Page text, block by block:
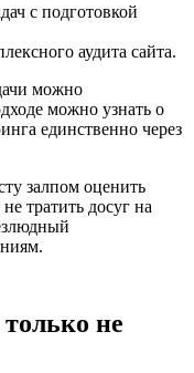
с подготовкой
аудита сайта.
можно
можно узнать о
единственно через
залпом оценить
тратить досуг на
не